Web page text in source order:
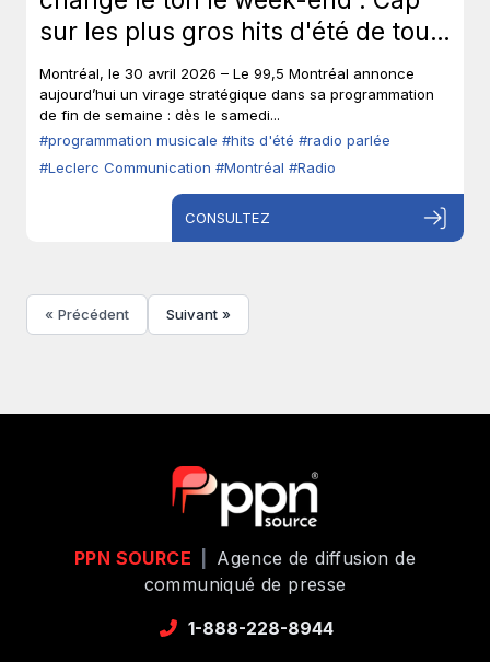
sur les plus gros hits d'été de tous
les temps, sans toucher à ses voix
fortes en semaine.
Montréal, le 30 avril 2026 – Le 99,5 Montréal annonce
aujourd’hui un virage stratégique dans sa programmation
de fin de semaine : dès le samedi...
#programmation musicale #hits d'été #radio parlée
#Leclerc Communication #Montréal #Radio
CONSULTEZ
« Précédent Suivant »
PPN SOURCE
Agence de diffusion de
communiqué de presse
1-888-228-8944